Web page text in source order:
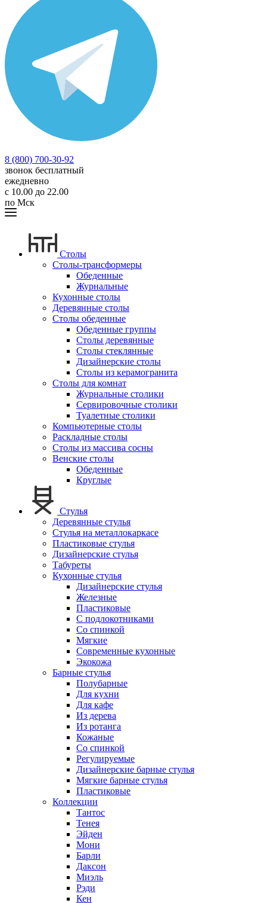
8 (800) 700-30-92
звонок бесплатный
ежедневно
с 10.00 до 22.00
по Мск
Столы
Столы-трансформеры
Обеденные
Журнальные
Кухонные столы
Деревянные столы
Столы обеденные
Обеденные группы
Столы деревянные
Столы стеклянные
Дизайнерские столы
Столы из керамогранита
Столы для комнат
Журнальные столики
Сервировочные столики
Туалетные столики
Компьютерные столы
Раскладные столы
Столы из массива сосны
Венские столы
Обеденные
Круглые
Стулья
Деревянные стулья
Стулья на металлокаркасе
Пластиковые стулья
Дизайнерские стулья
Табуреты
Кухонные стулья
Дизайнерские стулья
Железные
Пластиковые
С подлокотниками
Со спинкой
Мягкие
Современные кухонные
Экокожа
Барные стулья
Полубарные
Для кухни
Для кафе
Из дерева
Из ротанга
Кожаные
Со спинкой
Регулируемые
Дизайнерские барные стулья
Мягкие барные стулья
Пластиковые
Коллекции
Тантос
Тенея
Эйден
Мони
Барли
Даксон
Миэль
Рэди
Кен